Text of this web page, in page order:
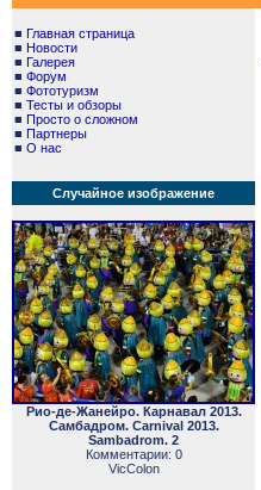
■ Главная страница
■ Новости
■ Галерея
■ Форум
■ Фототуризм
■ Тесты и обзоры
■ Просто о сложном
■ Партнеры
■ О нас
Случайное изображение
Рио-де-Жанейро. Карнавал 2013.
Самбадром. Carnival 2013.
Sambadrom. 2
Комментарии: 0
VicColon